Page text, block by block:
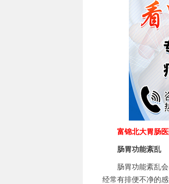
富锦北大胃肠医
肠胃功能紊乱
肠胃功能紊乱会
经常有排便不净的